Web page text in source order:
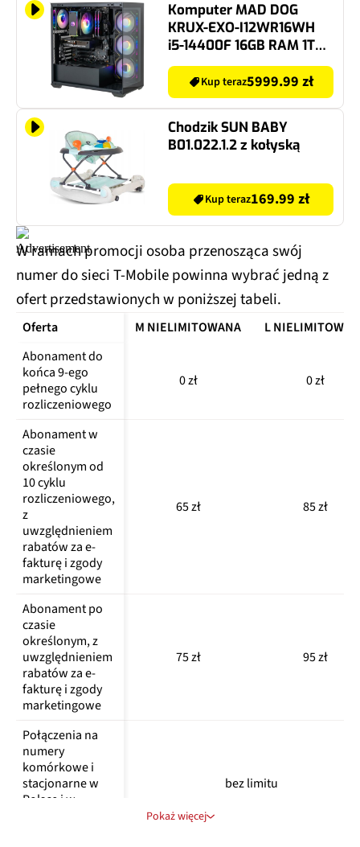
Komputer MAD DOG
KRUX-EXO-I12WR16WH
i5-14400F 16GB RAM 1TB
SSD GeForce RTX5060
DLSS 4.5 Wi-Fi Windows
11 Home
Kup teraz5999.99 zł
Chodzik SUN BABY
B01.022.1.2 z kołyską
Kup teraz169.99 zł
W ramach promocji osoba przenosząca swój
numer do sieci T-Mobile powinna wybrać jedną z
ofert przedstawionych w poniższej tabeli.
Oferta M NIELIMITOWANA
L
Abonament do
końca 9-ego
pełnego cyklu
rozliczeniowego
0 zł 0 zł
Abonament w
czasie
określonym od
10 cyklu
rozliczeniowego,
z
uwzględnieniem
rabatów za e-
fakturę i zgody
marketingowe
65 zł 85 zł
Abonament po
czasie
określonym, z
uwzględnieniem
rabatów za e-
fakturę i zgody
marketingowe
75 zł 95 zł
Połączenia na
numery
komórkowe i
stacjonarne w
Polsce i w
bez limitu
Pokaż więcej